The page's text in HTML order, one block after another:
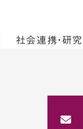
社会連携・研究